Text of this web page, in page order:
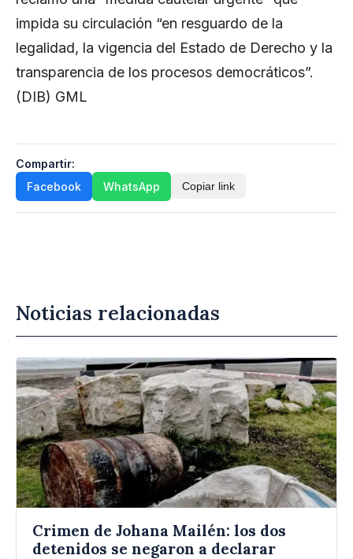
impida su circulación “en resguardo de la
legalidad, la vigencia del Estado de Derecho y la
transparencia de los procesos democráticos”.
(DIB) GML
Compartir:
Facebook
WhatsApp Copiar link
Noticias relacionadas
Crimen de Johana Mailén: los dos
detenidos se negaron a declarar